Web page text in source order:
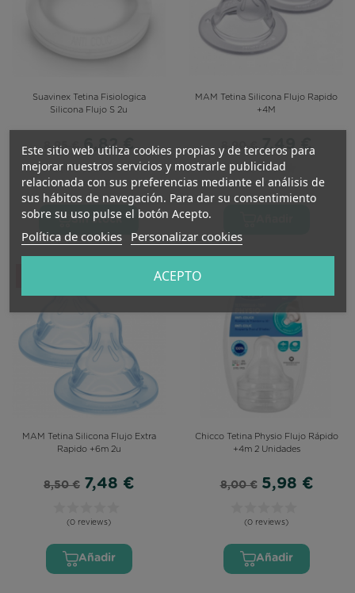
Este sitio web utiliza cookies propias y de terceros para
mejorar nuestros servicios y mostrarle publicidad
relacionada con sus preferencias mediante el análisis de
sus hábitos de navegación. Para dar su consentimiento
sobre su uso pulse el botón Acepto.
Política de cookies Personalizar cookies
ACEPTO
Suavinex Tetina Fisiologica
Silicona Flujo S 2u
8,95 € 6,82 €
(0 reviews)
Sin stock
MAM Tetina Silicona Flujo Rapido
+4M
8,90 € 7,49 €
(0 reviews)
MAM Tetina Silicona Flujo Extra
Rapido +6m 2u
8,50 € 7,48 €
(0 reviews)
Añadir
Chicco Tetina Physio Flujo Rápido
+4m 2 Unidades
8,00 € 5,98 €
(0 reviews)
Añadir
-25%